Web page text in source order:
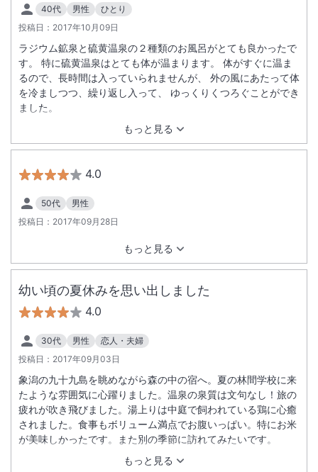
また是非再訪したいです。
40代 男性
ひとり
投稿日： 2017年10月09日
もっと見る
ラジウム鉱泉と硫黄温泉の２種類のお風呂がとても良かったで
す。 特に硫黄温泉はとても体が温まります。 体がすぐに温ま
るので、長時間は入っていられませんが、 外の風にあたって体
を冷ましつつ、繰り返し入って、 ゆっくりくつろぐことができ
ました。
4.0
50代
男性
投稿日： 2017年09月28日
もっと見る
幼い頃の夏休みを思い出しました
4.0
30代 男性
恋人・夫婦
投稿日： 2017年09月03日
もっと見る
象潟の九十九島を眺めながら森の中の宿へ。夏の林間学校に来
たような雰囲気に心躍りました。温泉の泉質は文句なし！旅の
疲れが吹き飛びました。湯上りは中庭で飼われている鶏に心癒
されました。食事もボリューム満点でお腹いっぱい。特にお米
が美味しかったです。また別の季節に訪れてみたいです。